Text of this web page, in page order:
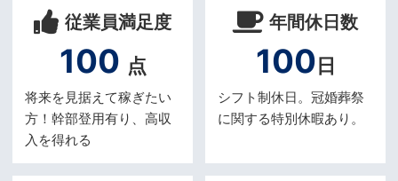
従業員満足度
100 点
将来を見据えて稼ぎたい
方！幹部登用有り、高収
入を得れる
年間休日数
100日
シフト制休日。冠婚葬祭
に関する特別休暇あり。